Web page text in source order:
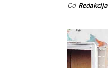
Od Redakcija